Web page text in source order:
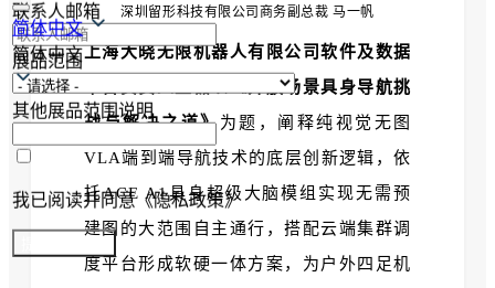
深圳留形科技有限公司商务副总裁 马一帆
上海大晓无限机器人有限公司软件及数据
《开放场景具身导航挑
战与解决之道》 为题， 阐释纯视觉无图
VLA端到端导航技术的底层创新逻辑，依
托ACE A1具身超级大脑模组实现无需预
建图的大范围自主通行，搭配云端集群调
度平台形成软硬一体方案，为户外四足机
联系人邮箱
展品范围
其他展品范围说明
我已阅读并同意《隐私政策》
简体中文
简体中文